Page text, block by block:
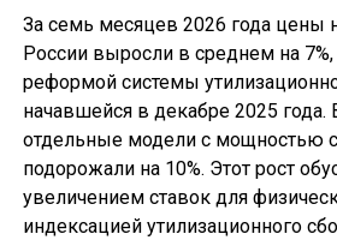
За семь месяцев 2026 года цены
России выросли в среднем на 7%,
реформой системы
начавшейся в декабре 2025 года.
отдельные модели с мощностью
подорожали на 10%. Этот рост
увеличением ставок для
индексацией утилизационного